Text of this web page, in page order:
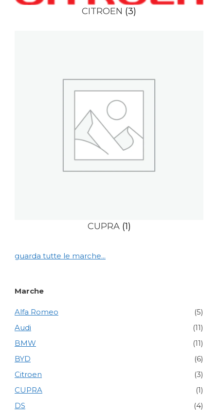
CITROEN (3)
CUPRA (1)
guarda tutte le marche...
Marche
Alfa Romeo
(5)
Audi
(11)
BMW
(11)
BYD
(6)
Citroen
(3)
CUPRA
(1)
DS
(4)